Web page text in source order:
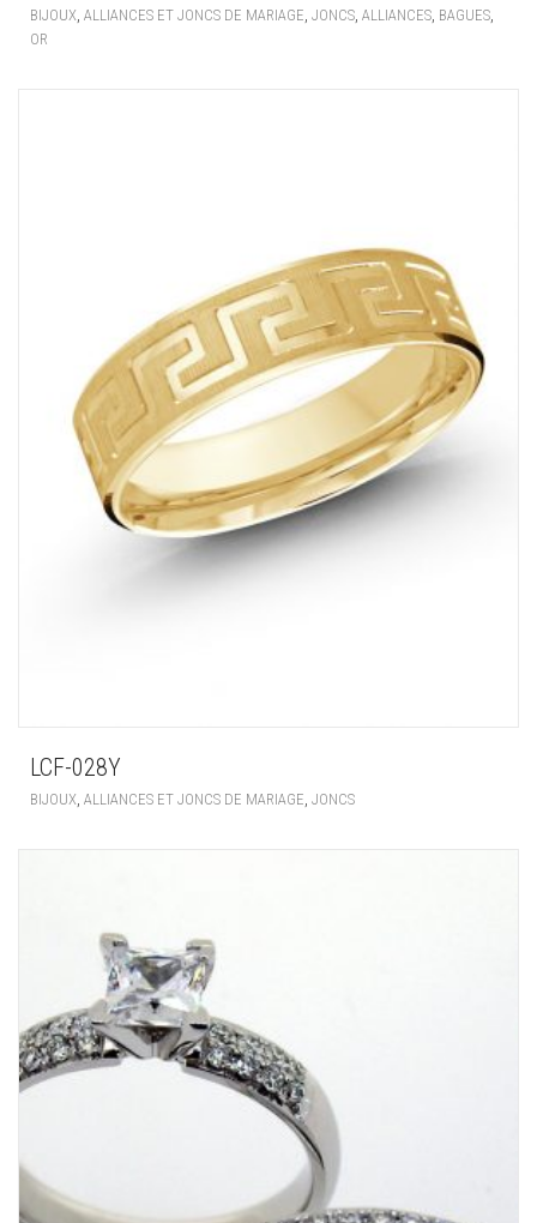
BIJOUX ALLIANCES ET JONCS DE MARIAGE JONCS ALLIANCES BAGUES
OR
LCF-028Y
BIJOUX ALLIANCES ET JONCS DE MARIAGE JONCS